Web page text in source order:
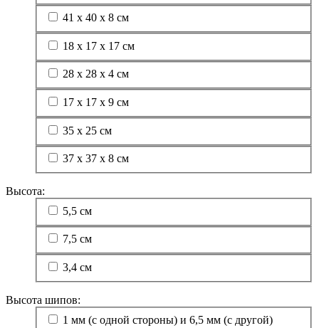
41 х 40 х 8 см
18 х 17 х 17 см
28 х 28 х 4 см
17 х 17 х 9 см
35 х 25 см
37 х 37 х 8 см
Высота:
5,5 см
7,5 см
3,4 см
Высота шипов:
1 мм (с одной стороны) и 6,5 мм (с другой)